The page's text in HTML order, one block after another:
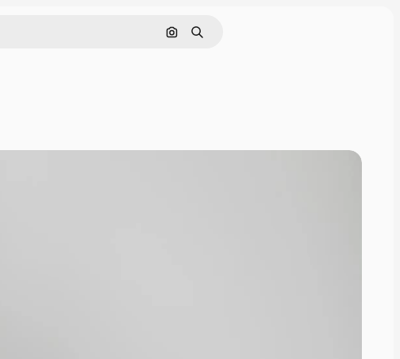
Nach Bild suchen
Suchen